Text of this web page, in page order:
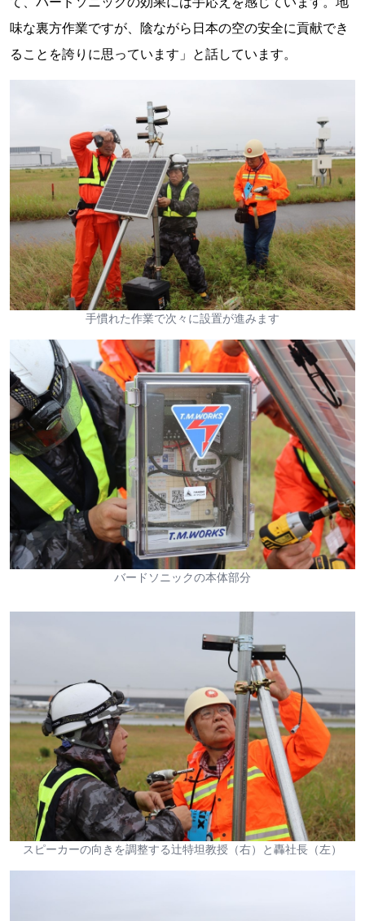
味な裏方作業ですが、陰ながら日本の空の安全に貢献でき
ることを誇りに思っています」と話しています。
手慣れた作業で次々に設置が進みます
バードソニックの本体部分
スピーカーの向きを調整する辻特坦教授（右）と轟社長（左）